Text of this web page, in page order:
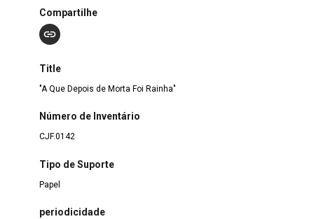
Compartilhe
Title
"A Que Depois de Morta Foi Rainha"
Número de Inventário
CJF.0142
Tipo de Suporte
Papel
periodicidade